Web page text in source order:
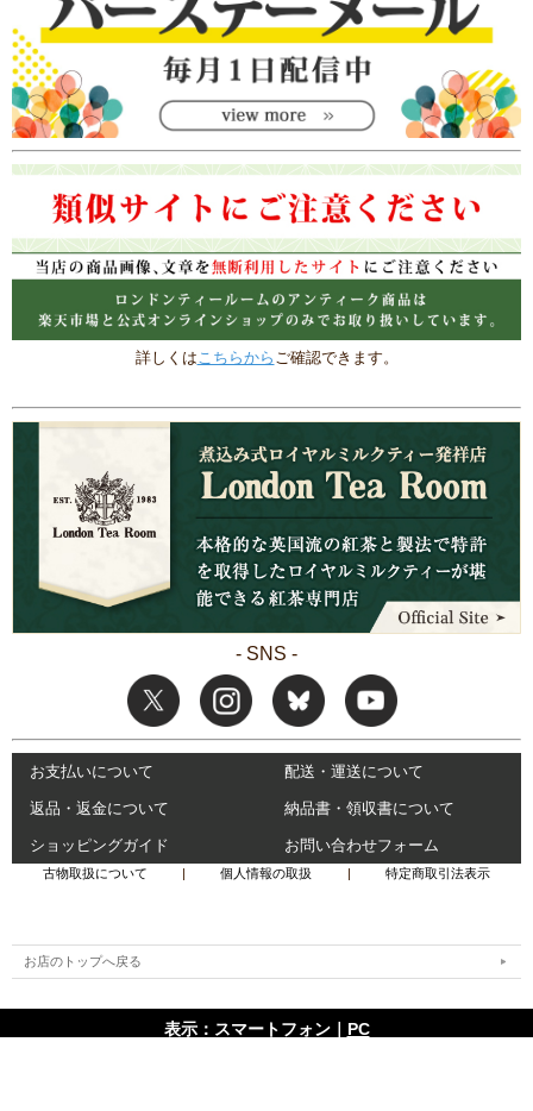
詳しくはこちらから ご確認できます。
- SNS -
お支払いについて 配送・運送について
返品・返金について 納品書・領収書について
ショッピングガイド お問い合わせフォーム
古物取扱について | 個人情報の取扱 | 特定商取引法表示
お店のトップへ戻る
表示：スマートフォン｜ PC